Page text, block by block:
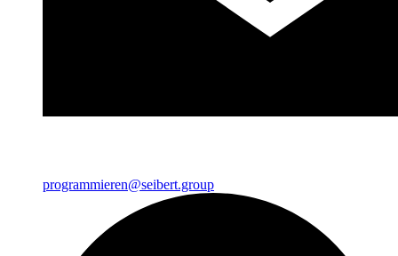
programmieren@seibert.group